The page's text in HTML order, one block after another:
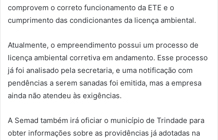
comprovem o correto funcionamento da ETE e o
cumprimento das condicionantes da licença ambiental.
Atualmente, o empreendimento possui um processo de
licença ambiental corretiva em andamento. Esse processo
já foi analisado pela secretaria, e uma notificação com
pendências a serem sanadas foi emitida, mas a empresa
ainda não atendeu às exigências.
A Semad também irá oficiar o município de Trindade para
obter informações sobre as providências já adotadas na